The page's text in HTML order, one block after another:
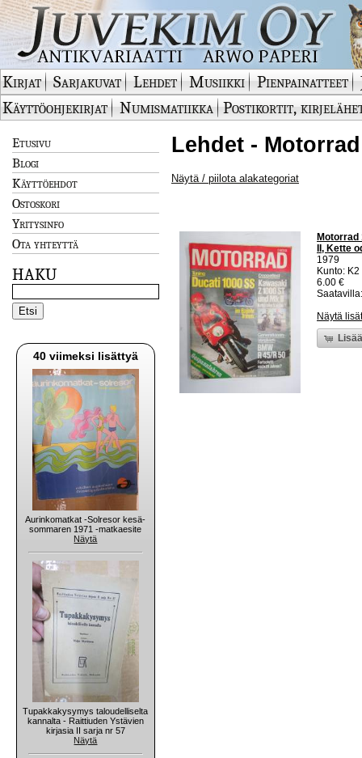
Kirjat Sarjakuvat Lehdet Musiikki Pienpainatteet
Käyttöohjekirjat
Numismatiikka Postikortit,
Etusivu
Blogi
Käyttöehdot
Ostoskori
Yritysinfo
Ota yhteyttä
HAKU
40 viimeksi lisättyä
Aurinkomatkat -Solresor kesä-
sommaren 1971 -matkaesite
Näytä
Tupakkakysymys taloudelliselta
kannalta - Raittiuden Ystävien
kirjasia II sarja nr 57
Näytä
Lehdet -
Näytä / piilota alakategoriat
Motorrad
II, Kette
1979
Kunto:
6.00 €
Näytä